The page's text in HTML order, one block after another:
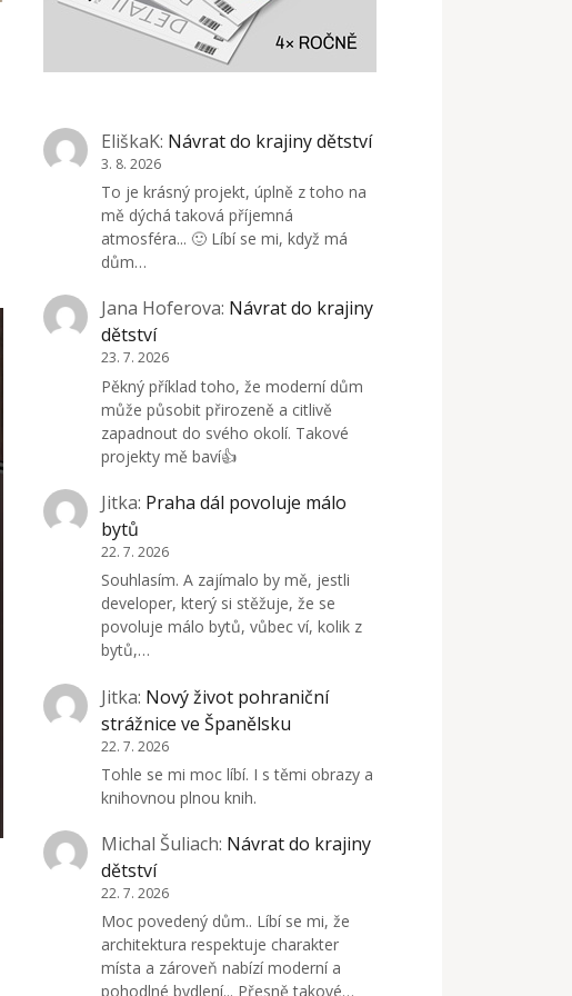
EliškaK: Návrat do krajiny dětství
3. 8. 2026
To je krásný projekt, úplně z toho na
mě dýchá taková příjemná
atmosféra... 🙂 Líbí se mi, když má
dům…
Jana Hoferova: Návrat do krajiny
dětství
23. 7. 2026
Pěkný příklad toho, že moderní dům
může působit přirozeně a citlivě
zapadnout do svého okolí. Takové
projekty mě baví👍
Jitka: Praha dál povoluje málo
bytů
22. 7. 2026
Souhlasím. A zajímalo by mě, jestli
developer, který si stěžuje, že se
povoluje málo bytů, vůbec ví, kolik z
bytů,…
Jitka: Nový život pohraniční
strážnice ve Španělsku
22. 7. 2026
Tohle se mi moc líbí. I s těmi obrazy a
knihovnou plnou knih.
Michal Šuliach: Návrat do krajiny
dětství
22. 7. 2026
Moc povedený dům.. Líbí se mi, že
architektura respektuje charakter
místa a zároveň nabízí moderní a
pohodlné bydlení... Přesně takové…